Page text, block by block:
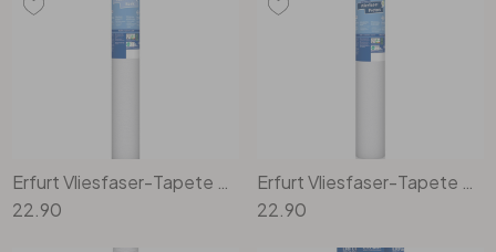
Erfurt Vliesfaser-Tapete Basic 104
22.90
Erfurt Vliesfaser-Tapete Protect 210
22.90